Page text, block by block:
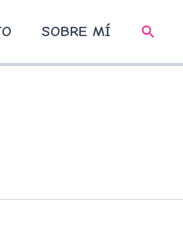
SOBRE MÍ